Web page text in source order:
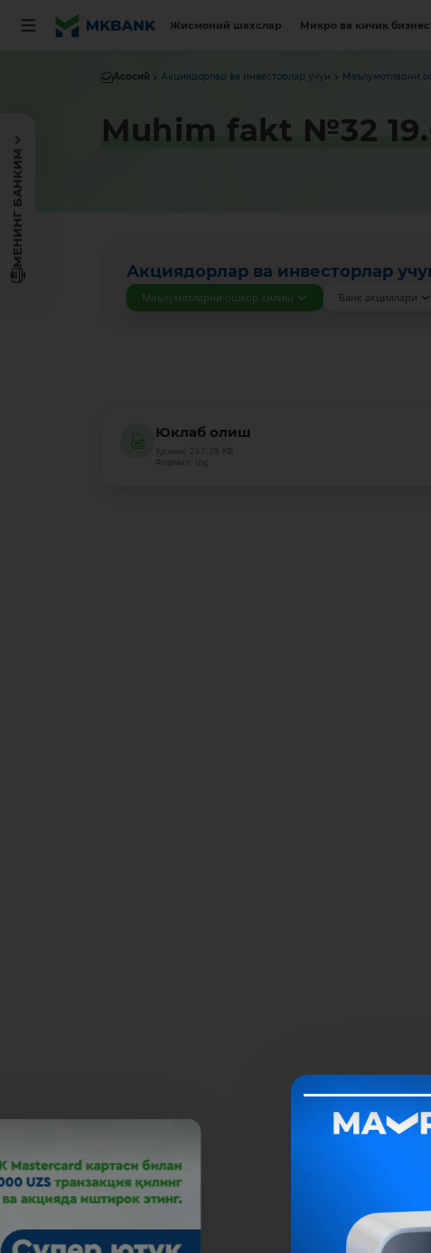
Жисмоний шахслар Микро ва кичик бизнес
МЕНИНГ БАНКИМ
Асосий Акциядорлар ва инвесторлар учун Маълумотларни
Muhim fakt №32
Акциядорлар ва инвесторлар
Маълумотларни ошкор қилиш
Банк акциялари
Юклаб олиш
Ҳажми: 267.28 KB
Формат: jpg